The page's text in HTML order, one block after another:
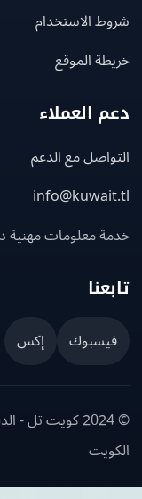
الاستخدام
الموقع
العملاء
مع الدعم
معلومات مهنية داخل
إكس
© 2024 كويت تل -